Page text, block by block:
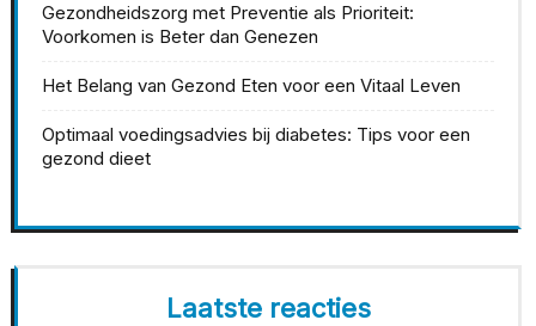
Gezondheidszorg met Preventie als Prioriteit:
Voorkomen is Beter dan Genezen
Het Belang van Gezond Eten voor een Vitaal Leven
Optimaal voedingsadvies bij diabetes: Tips voor een
gezond dieet
Laatste reacties